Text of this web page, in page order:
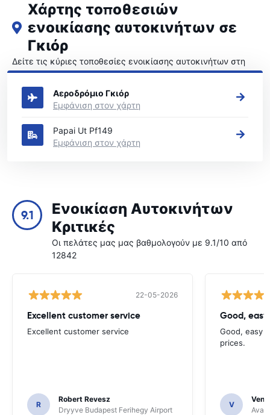
Χάρτης τοποθεσιών
ενοικίασης αυτοκινήτων σε
Γκιόρ
Δείτε τις κύριες τοποθεσίες ενοικίασης αυτοκινήτων στη
Γκιόρ
Αεροδρόμιο Γκιόρ
Εμφάνιση στον χάρτη
Papai Ut Pf149
Εμφάνιση στον χάρτη
9.1
Ενοικίαση Αυτοκινήτων
Κριτικές
Οι πελάτες μας μας βαθμολογούν με 9.1/10 από
12842
22-05-2026
Excellent customer service
Excellent customer service
R
Robert Revesz
Dryyve Budapest Ferihegy Airport
Good,
Good, easy
prices.
V